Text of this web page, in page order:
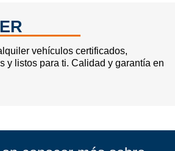
vehículos certificados,
y listos para ti. Calidad y garantía en